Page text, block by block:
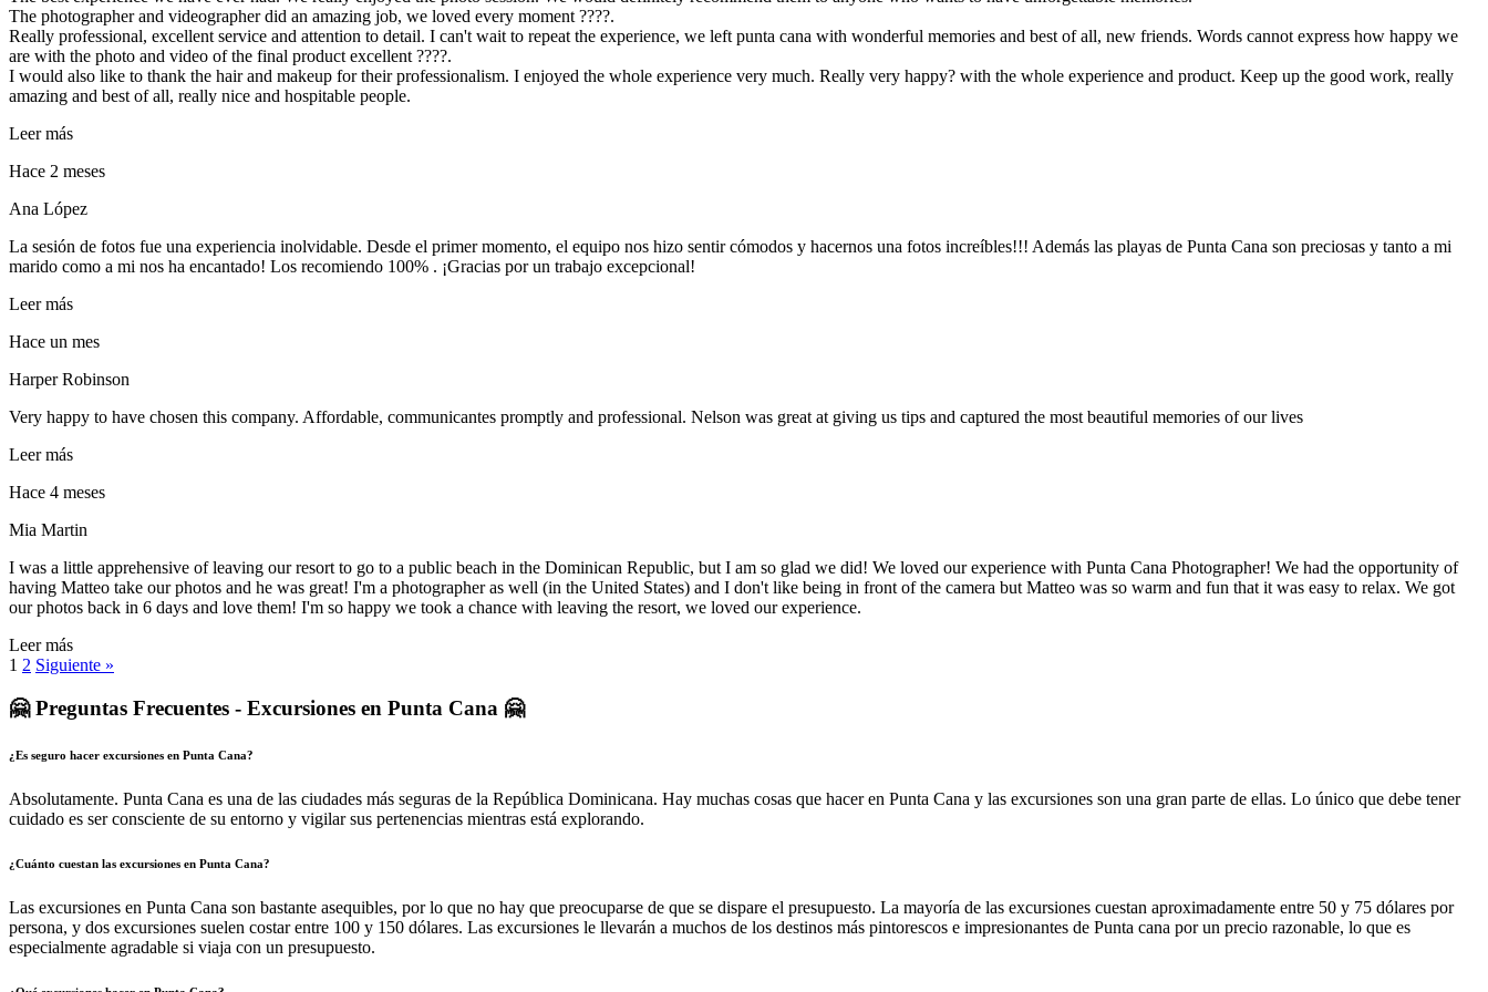
The photographer and videographer did an amazing job, we loved every moment ????.
Really professional, excellent service and attention to detail. I can't wait to repeat the experience, we left punta cana with wonderful memories and best of all, new friends. Words cannot express how happy we
are with the photo and video of the final product excellent ????.
I would also like to thank the hair and makeup for their professionalism. I enjoyed the whole experience very much. Really very happy? with the whole experience and product. Keep up the good work, really
amazing and best of all, really nice and hospitable people.
Leer más
Hace 2 meses
Ana López
La sesión de fotos fue una experiencia inolvidable. Desde el primer momento, el equipo nos hizo sentir cómodos y hacernos una fotos increíbles!!! Además las playas de Punta Cana son preciosas y tanto a mi
marido como a mi nos ha encantado! Los recomiendo 100% . ¡Gracias por un trabajo excepcional!
Leer más
Hace un mes
Harper Robinson
Very happy to have chosen this company. Affordable, communicantes promptly and professional. Nelson was great at giving us tips and captured the most beautiful memories of our lives
Leer más
Hace 4 meses
Mia Martin
I was a little apprehensive of leaving our resort to go to a public beach in the Dominican Republic, but I am so glad we did! We loved our experience with Punta Cana Photographer! We had the opportunity of
having Matteo take our photos and he was great! I'm a photographer as well (in the United States) and I don't like being in front of the camera but Matteo was so warm and fun that it was easy to relax. We got
our photos back in 6 days and love them! I'm so happy we took a chance with leaving the resort, we loved our experience.
Leer más
1 2 Siguiente »
🤗 Preguntas Frecuentes - Excursiones en Punta Cana 🤗
¿Es seguro hacer excursiones en Punta Cana?
Absolutamente. Punta Cana es una de las ciudades más seguras de la República Dominicana. Hay muchas cosas que hacer en Punta Cana y las excursiones son una gran parte de ellas. Lo único que debe tener
cuidado es ser consciente de su entorno y vigilar sus pertenencias mientras está explorando.
¿Cuánto cuestan las excursiones en Punta Cana?
Las excursiones en Punta Cana son bastante asequibles, por lo que no hay que preocuparse de que se dispare el presupuesto. La mayoría de las excursiones cuestan aproximadamente entre 50 y 75 dólares por
persona, y dos excursiones suelen costar entre 100 y 150 dólares. Las excursiones le llevarán a muchos de los destinos más pintorescos e impresionantes de Punta cana por un precio razonable, lo que es
especialmente agradable si viaja con un presupuesto.